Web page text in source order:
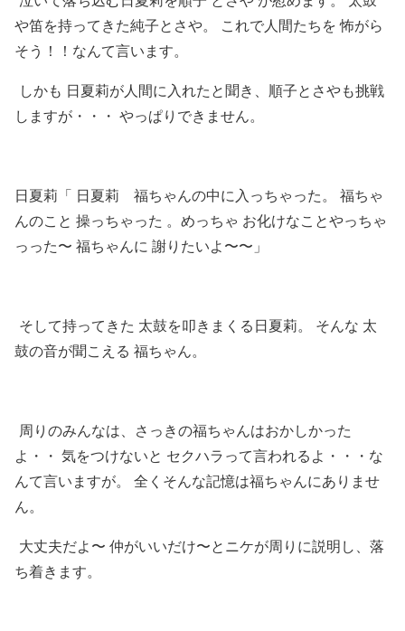
や笛を持ってきた純子とさや。 これで人間たちを 怖がら
そう！！なんて言います。
しかも 日夏莉が人間に入れたと聞き、順子とさやも挑戦
しますが・・・ やっぱりできません。
日夏莉「 日夏莉 福ちゃんの中に入っちゃった。 福ちゃ
んのこと 操っちゃった 。めっちゃ お化けなことやっちゃ
っった〜 福ちゃんに 謝りたいよ〜〜」
そして持ってきた 太鼓を叩きまくる日夏莉。 そんな 太
鼓の音が聞こえる 福ちゃん。
周りのみんなは、さっきの福ちゃんはおかしかった
よ・・ 気をつけないと セクハラって言われるよ・・・な
んて言いますが。 全くそんな記憶は福ちゃんにありませ
ん。
大丈夫だよ〜 仲がいいだけ〜とニケが周りに説明し、落
ち着きます。